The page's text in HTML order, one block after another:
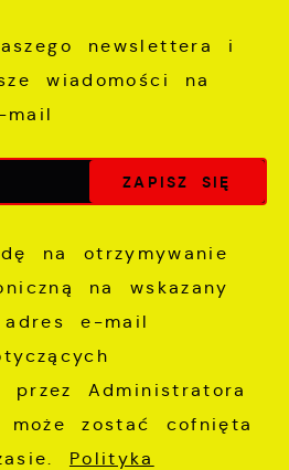
newslettera i
wiadomości na
na otrzymywanie
na wskazany
e-mail
przez Administratora
może zostać cofnięta
Polityka